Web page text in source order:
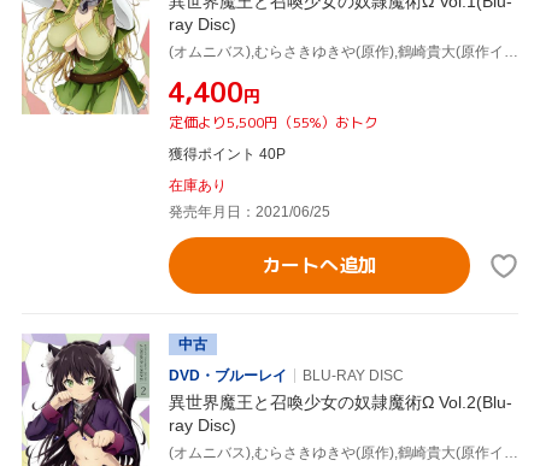
ray Disc)
(オムニバス),むらさきゆきや(原作),鶴崎貴大(原作イラスト),水中雅章(ディアヴロ),芹澤優(シェラ・L・グリーンウッド),和氣あず未(レム・ガレウ),加藤裕介(音楽),金子志津枝(キャラクターデザイン)
¥4,400円
定価より5,500円（55%）おトク
獲得ポイント 40P
在庫あり
発売年月日：2021/06/25
カートへ追加
中古
DVD・ブルーレイ
BLU-RAY DISC
異世界魔王と召喚少女の奴隷魔術Ω Vol.2(Blu-
ray Disc)
(オムニバス),むらさきゆきや(原作),鶴崎貴大(原作イラスト),水中雅章(ディアヴロ),芹澤優(シェラ・L・グリーンウッド),和氣あず未(レム・ガレウ),金子志津枝(キャラクターデザイン),加藤裕介(音楽)